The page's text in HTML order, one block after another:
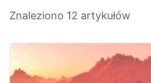
Znaleziono 12 artykułów